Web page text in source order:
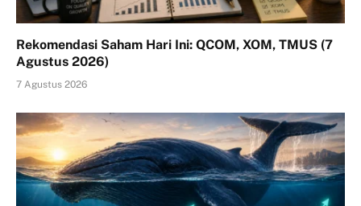
Rekomendasi Saham Hari Ini: QCOM, XOM, TMUS (7
Agustus 2026)
7 Agustus 2026